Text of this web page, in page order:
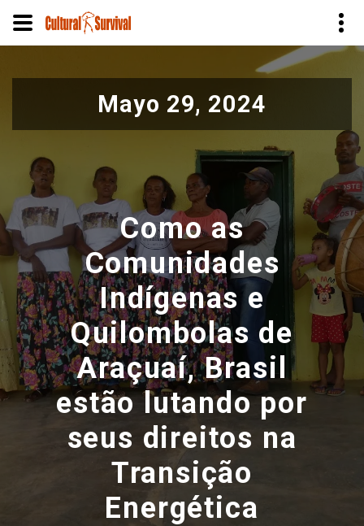
al
Mayo 29, 2024
Como as
Comunidades
Indígenas e
Quilombolas de
Araçuaí, Brasil
estão lutando por
seus direitos na
Transição
Energética